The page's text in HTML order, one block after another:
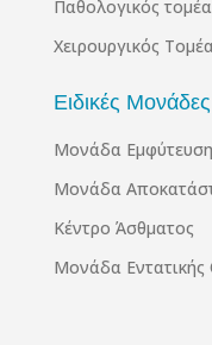
Παθολογικός
Χειρουργικός
Ειδικές Μονάδες
Μονάδα
Μονάδα
Κέντρο Άσθματος
Μονάδα